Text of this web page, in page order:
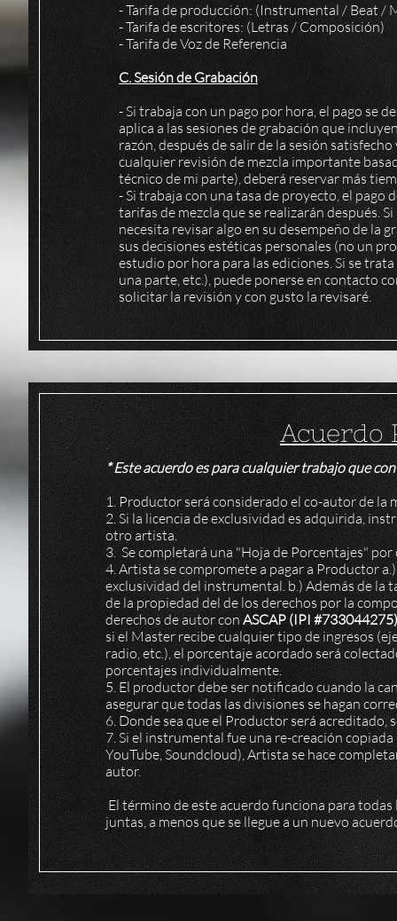
Acuerdo
* Este acuerdo es para cualquier trabajo que
1. Productor será considerado el co-autor de la
2. Si la licencia de exclusividad es adquirida,
otro artista.
3. Se completará una "Hoja de Porcentajes"
4. Artista se compromete a pagar a Productor
exclusividad del instrumental. b.) Además de
de la propiedad del de los derechos por la
derechos de autor con ASCAP (IPI
si el Master recibe cualquier tipo de ingresos
radio, etc.), el porcentaje acordado será
porcentajes individualmente.
5. El productor debe ser notificado cuando la
asegurar que todas las divisiones se hagan
6. Donde sea que el Productor será acreditado,
7. Si el instrumental fue una re-creación
YouTube, Soundcloud), Artista se hace
autor.
El término de este acuerdo funciona para
juntas, a menos que se llegue a un nuevo
- Tarifa de producción: (Instrumental / Beat /
- Tarifa de escritores: (Letras / Composición)
- Tarifa de Voz de Referencia
C. Sesión de Grabación
- Si trabaja con un pago por hora, el pago se
aplica a las sesiones de grabación que
razón, después de salir de la sesión
cualquier revisión de mezcla importante
técnico de mi parte), deberá reservar más
- Si trabaja con una tasa de proyecto, el pago
tarifas de mezcla que se realizarán después.
necesita revisar algo en su desempeño de la
sus decisiones estéticas personales (no un
estudio por hora para las ediciones. Si se
una parte, etc.), puede ponerse en contacto
solicitar la revisión y con gusto la revisaré.